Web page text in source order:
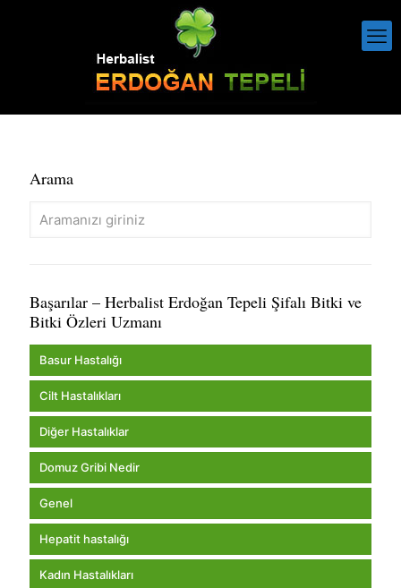
Arama
Başarılar – Herbalist Erdoğan Tepeli Şifalı Bitki ve
Bitki Özleri Uzmanı
Basur Hastalığı
Cilt Hastalıkları
Diğer Hastalıklar
Domuz Gribi Nedir
Genel
Hepatit hastalığı
Kadın Hastalıkları